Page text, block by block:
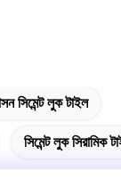
সিমেন্ট লুক টাইল
সিমেন্ট লুক সিরামিক